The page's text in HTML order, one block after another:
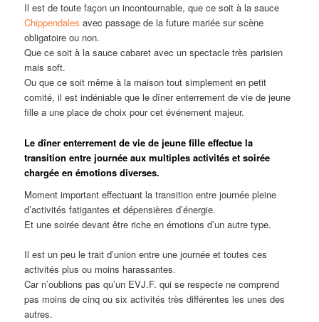
Il est de toute façon un incontournable, que ce soit à la sauce
Chippendales avec passage de la future mariée sur scène
obligatoire ou non.
Que ce soit à la sauce cabaret avec un spectacle très parisien
mais soft.
Ou que ce soit même à la maison tout simplement en petit
comité, il est indéniable que le dîner enterrement de vie de jeune
fille a une place de choix pour cet événement majeur.
Le dîner enterrement de vie de jeune fille effectue la
transition entre journée aux multiples activités et soirée
chargée en émotions diverses.
Moment important effectuant la transition entre journée pleine
d’activités fatigantes et dépensières d’énergie.
Et une soirée devant être riche en émotions d’un autre type.
Il est un peu le trait d’union entre une journée et toutes ces
activités plus ou moins harassantes.
Car n’oublions pas qu’un EVJ.F. qui se respecte ne comprend
pas moins de cinq ou six activités très différentes les unes des
autres.